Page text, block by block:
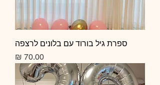
ספרת גיל בורוד עם בלונים לרצפה
מחיר